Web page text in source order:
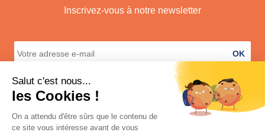
Inscrivez-vous à notre newsletter
OK
A propos